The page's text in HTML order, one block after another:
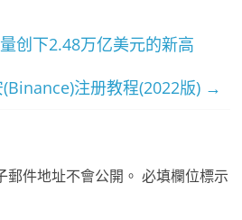
创下2.48万亿美元的新高
(Binance)注册教程(2022版) →
件地址不會公開。 必填欄位標示